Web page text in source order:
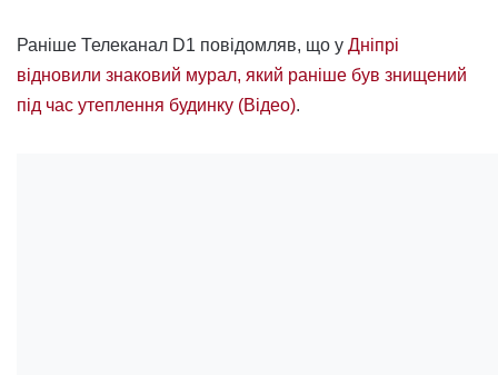
Раніше Телеканал D1 повідомляв, що у Дніпрі
відновили знаковий мурал, який раніше був знищений
під час утеплення будинку (Відео).